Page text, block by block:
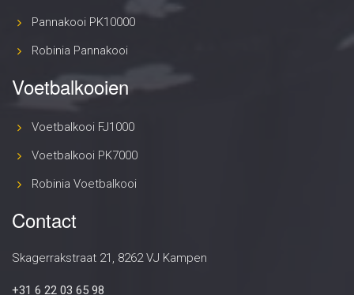
Pannakooi PK10000
Robinia Pannakooi
Voetbalkooien
Voetbalkooi FJ1000
Voetbalkooi PK7000
Robinia Voetbalkooi
Contact
Skagerrakstraat 21, 8262 VJ Kampen
+31 6 22 03 65 98